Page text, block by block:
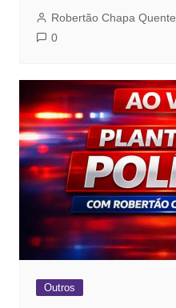
Robertão Chapa Quente
0
Outros